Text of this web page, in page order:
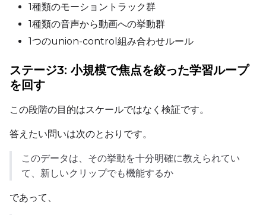
Width
1種類のモーショントラック群
1種類の音声から動画への挙動群
1つのunion-control組み合わせルール
ステージ3: 小規模で焦点を絞った学習ループ
を回す
この段階の目的はスケールではなく検証です。
答えたい問いは次のとおりです。
このデータは、その挙動を十分明確に教えられてい
て、新しいクリップでも機能するか
であって、